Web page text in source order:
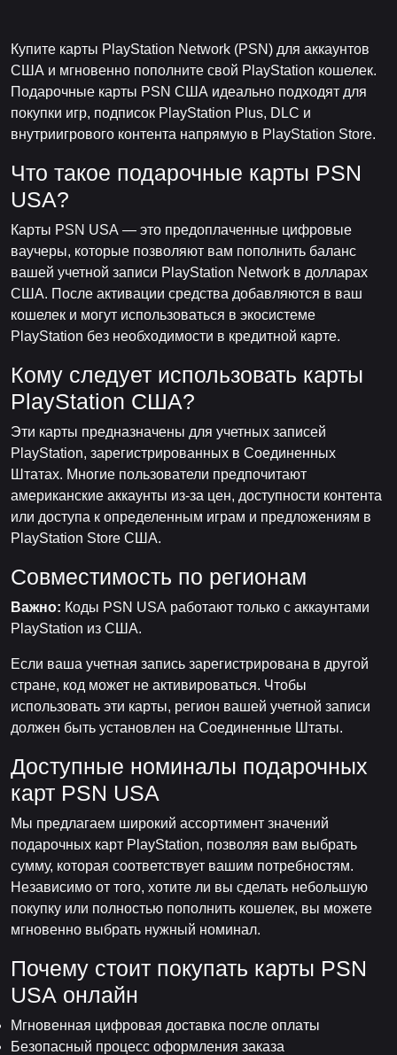
Купите карты PlayStation Network (PSN) для аккаунтов
США и мгновенно пополните свой PlayStation кошелек.
Подарочные карты PSN США идеально подходят для
покупки игр, подписок PlayStation Plus, DLC и
внутриигрового контента напрямую в PlayStation Store.
Что такое подарочные карты PSN
USA?
Карты PSN USA — это предоплаченные цифровые
ваучеры, которые позволяют вам пополнить баланс
вашей учетной записи PlayStation Network в долларах
США. После активации средства добавляются в ваш
кошелек и могут использоваться в экосистеме
PlayStation без необходимости в кредитной карте.
Кому следует использовать карты
PlayStation США?
Эти карты предназначены для учетных записей
PlayStation, зарегистрированных в Соединенных
Штатах. Многие пользователи предпочитают
американские аккаунты из-за цен, доступности контента
или доступа к определенным играм и предложениям в
PlayStation Store США.
Совместимость по регионам
Важно: Коды PSN USA работают только с аккаунтами
PlayStation из США.
Если ваша учетная запись зарегистрирована в другой
стране, код может не активироваться. Чтобы
использовать эти карты, регион вашей учетной записи
должен быть установлен на Соединенные Штаты.
Доступные номиналы подарочных
карт PSN USA
Мы предлагаем широкий ассортимент значений
подарочных карт PlayStation, позволяя вам выбрать
сумму, которая соответствует вашим потребностям.
Независимо от того, хотите ли вы сделать небольшую
покупку или полностью пополнить кошелек, вы можете
мгновенно выбрать нужный номинал.
Почему стоит покупать карты PSN
USA онлайн
Мгновенная цифровая доставка после оплаты
Безопасный процесс оформления заказа